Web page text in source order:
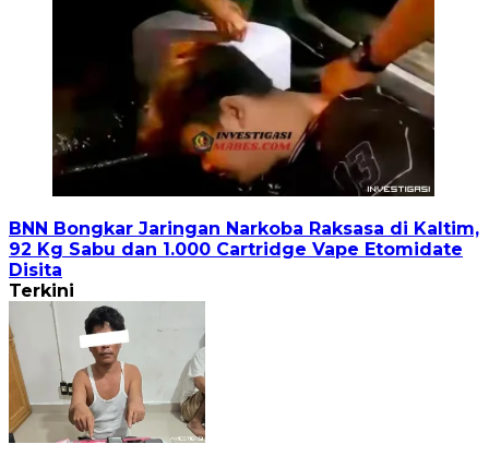
BNN Bongkar Jaringan Narkoba Raksasa di Kaltim,
92 Kg Sabu dan 1.000 Cartridge Vape Etomidate
Disita
Terkini